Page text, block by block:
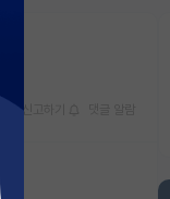
신고하기